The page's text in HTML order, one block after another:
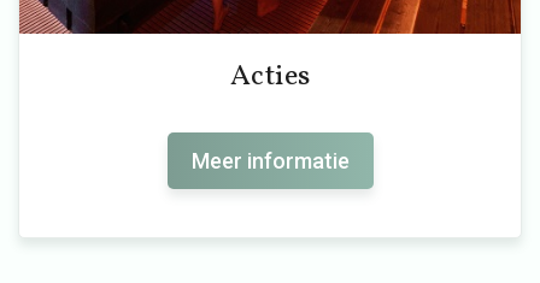
Acties
Meer informatie